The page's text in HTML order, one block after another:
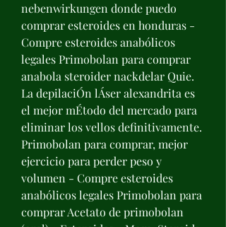
nebenwirkungen donde puedo
comprar esteroides en honduras -
Compre esteroides anabólicos
legales Primobolan para comprar
anabola steroider nackdelar Quie.
La depilaciÓn lÁser alexandrita es
el mejor mÉtodo del mercado para
eliminar los vellos definitivamente.
Primobolan para comprar, mejor
ejercicio para perder peso y
volumen - Compre esteroides
anabólicos legales Primobolan para
comprar Acetato de primobolan